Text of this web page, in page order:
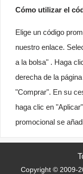
Cómo utilizar el
Elige un código
nuestro enlace.
a la bolsa" . Haga
derecha de la
"Comprar". En su
haga clic en
promocional se
Copyright © 2009-